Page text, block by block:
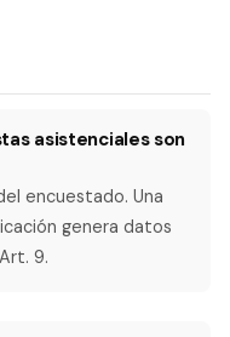
asistenciales son
encuestado. Una
genera datos
9.